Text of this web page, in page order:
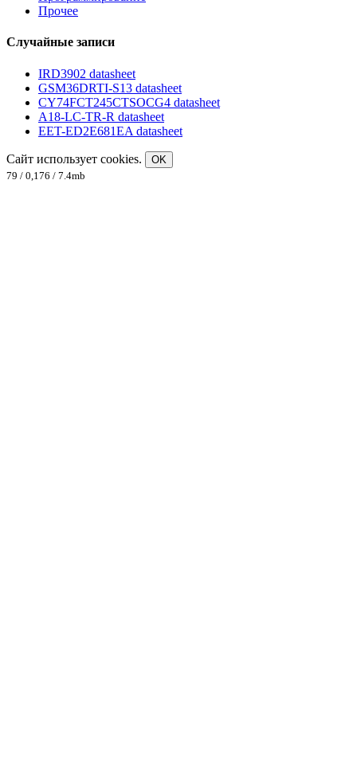
Прочее
Случайные записи
IRD3902 datasheet
GSM36DRTI-S13 datasheet
CY74FCT245CTSOCG4 datasheet
A18-LC-TR-R datasheet
EET-ED2E681EA datasheet
Сайт использует cookies.
OK
79 / 0,176 / 7.4mb